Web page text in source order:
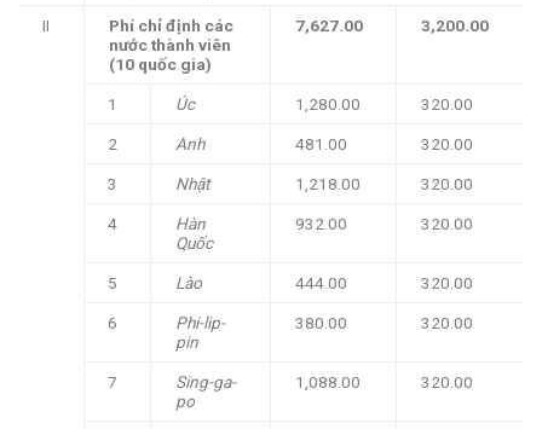
II
Phí chỉ định các
nước thành viên
(10 quốc gia)
7,627.00 3,200.00
1 Úc 1,280.00 320.00
2 Anh 481.00 320.00
3 Nhật 1,218.00 320.00
4
Hàn
Quốc
932.00 320.00
5 Lào 444.00 320.00
6
Phi-lip-
pin
380.00 320.00
7
Sing-ga-
po
1,088.00 320.00